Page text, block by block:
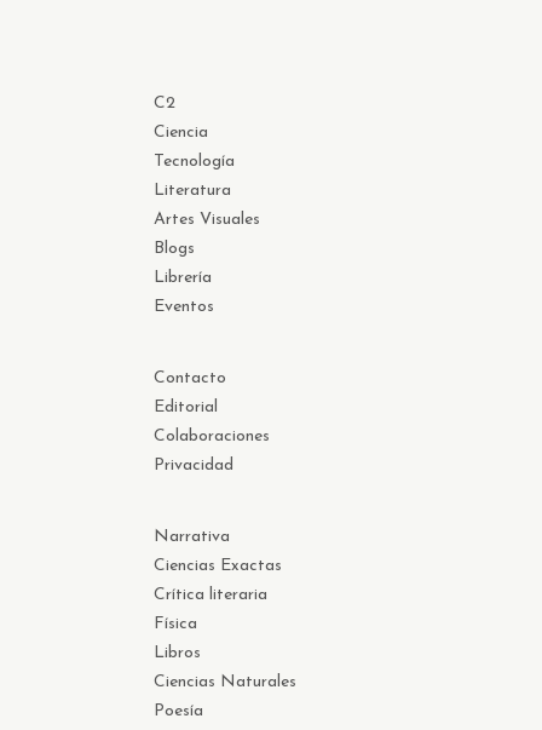
C2
Ciencia
Tecnología
Literatura
Artes Visuales
Blogs
Librería
Eventos
Contacto
Editorial
Colaboraciones
Privacidad
Narrativa
Ciencias Exactas
Crítica literaria
Física
Libros
Ciencias Naturales
Poesía